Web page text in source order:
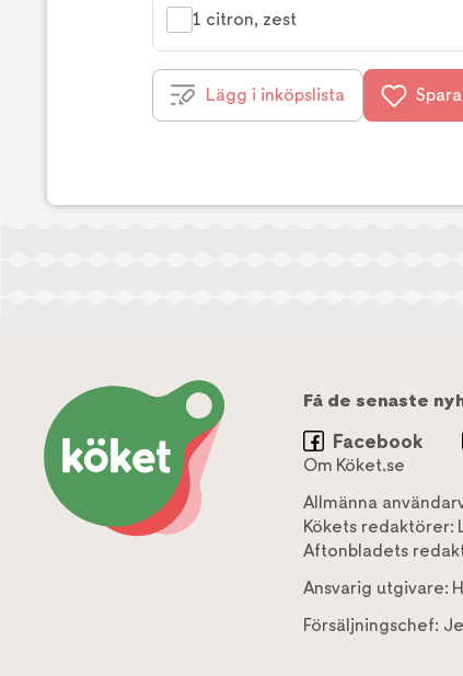
1 citron, zest
Lägg i inköpslista Spara
Få de senaste
Facebook
Om Köket.se
Allmänna
Kökets redaktörer:
Aftonbladets
Ansvarig utgivare:
Försäljningschef: